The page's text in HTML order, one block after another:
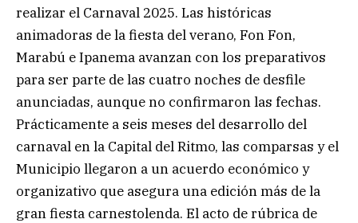
realizar el Carnaval 2025. Las históricas
animadoras de la fiesta del verano, Fon Fon,
Marabú e Ipanema avanzan con los preparativos
para ser parte de las cuatro noches de desfile
anunciadas, aunque no confirmaron las fechas.
Prácticamente a seis meses del desarrollo del
carnaval en la Capital del Ritmo, las comparsas y el
Municipio llegaron a un acuerdo económico y
organizativo que asegura una edición más de la
gran fiesta carnestolenda. El acto de rúbrica de